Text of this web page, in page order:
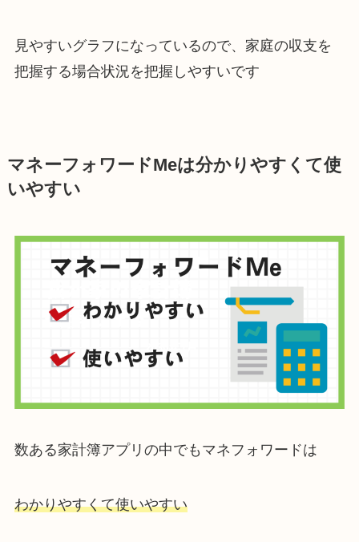
見やすいグラフになっているので、家庭の収支を
把握する場合状況を把握しやすいです
マネーフォワードMeは分かりやすくて使
いやすい
数ある家計簿アプリの中でもマネフォワードは
わかりやすくて使いやすい